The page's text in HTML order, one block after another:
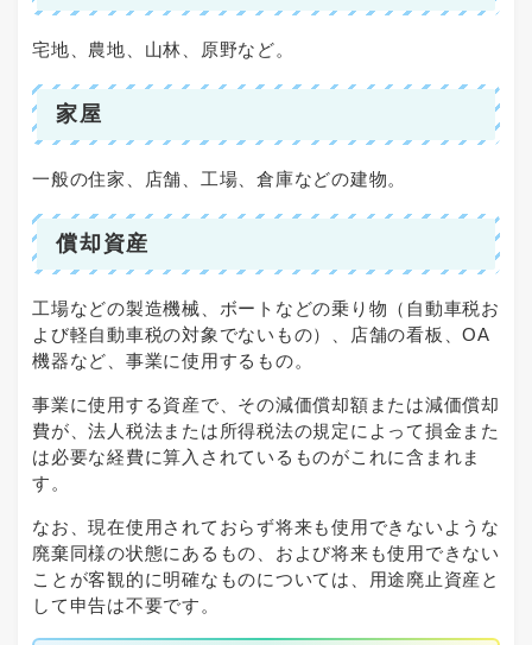
宅地、農地、山林、原野など。
家屋
一般の住家、店舗、工場、倉庫などの建物。
償却資産
工場などの製造機械、ボートなどの乗り物（自動車税お
よび軽自動車税の対象でないもの）、店舗の看板、OA
機器など、事業に使用するもの。
事業に使用する資産で、その減価償却額または減価償却
費が、法人税法または所得税法の規定によって損金また
は必要な経費に算入されているものがこれに含まれま
す。
なお、現在使用されておらず将来も使用できないような
廃棄同様の状態にあるもの、および将来も使用できない
ことが客観的に明確なものについては、用途廃止資産と
して申告は不要です。